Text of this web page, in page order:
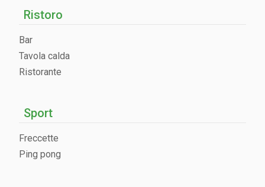
Ristoro
Bar
Tavola calda
Ristorante
Sport
Freccette
Ping pong